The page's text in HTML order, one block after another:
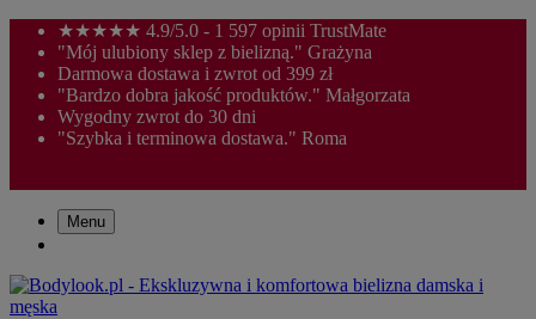
★★★★★ 4.9/5.0 - 1 597 opinii TrustMate
"Mój ulubiony sklep z bielizną." Grażyna
Darmowa dostawa i zwrot od 399 zł
"Bardzo dobra jakość produktów." Małgorzata
Wygodny zwrot do 30 dni
"Szybka i terminowa dostawa." Roma
Menu